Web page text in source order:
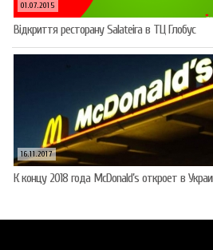
01.07.2015
Відкриття ресторану Salateirа в ТЦ Глобус
16.11.2017
К концу 2018 года McDonald’s откроет в